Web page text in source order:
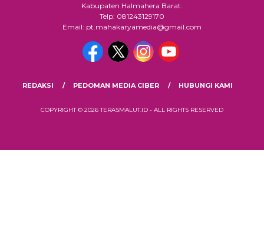
Kabupaten Halmahera Barat.
Telp: 081243129170
Email: pt.mahakaryamedia@gmail.com
REDAKSI PEDOMAN MEDIA CIBER HUBUNGI KAMI
COPYRIGHT © 2026 TERASMALUT.ID - ALL RIGHTS RESERVED